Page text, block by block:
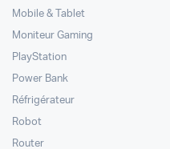
Mobile & Tablet
Moniteur Gaming
PlayStation
Power Bank
Réfrigérateur
Robot
Router